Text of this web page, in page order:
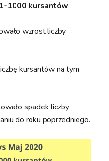
1000 kursantów
wzrost liczby
kursantów na tym
spadek liczby
do roku poprzedniego.